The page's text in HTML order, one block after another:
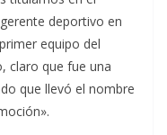
deportivo en
equipo del
claro que fue una
que llevó el nombre